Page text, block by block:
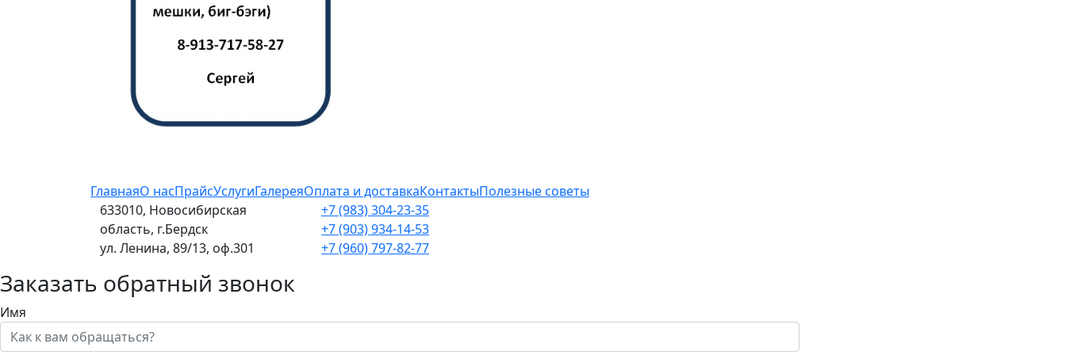
ГлавнаяО насПрайсУслугиГалереяОплата и доставкаКонтактыПолезные советы
633010, Новосибирская
область, г.Бердск
ул. Ленина, 89/13, оф.301
+7 (983) 304-23-35
+7 (903) 934-14-53
+7 (960) 797-82-77
Заказать обратный звонок
Имя